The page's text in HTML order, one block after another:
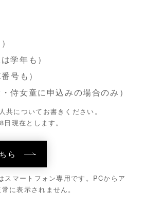
学年も）
号も）
侍女童に申込みの場合のみ）
共についてお書きください。
現在とします。
ら
スマートフォン専用です。PCからア
に表示されません。